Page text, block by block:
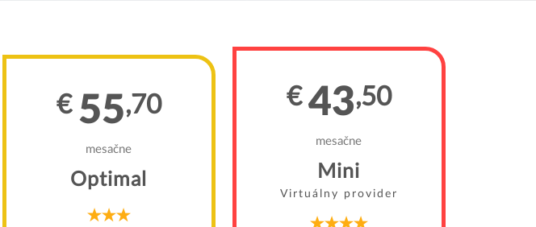
€ 55,70
mesačne
Optimal
€ 43,50
mesačne
Mini
Virtuálny provider